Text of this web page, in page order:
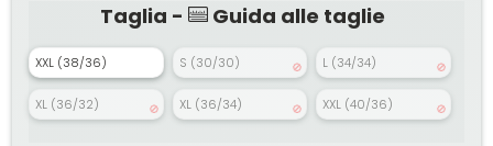
Taglia - Guida alle taglie
XXL (38/36) S (30/30) L (34/34)
XL (36/32) XL (36/34) XXL (40/36)